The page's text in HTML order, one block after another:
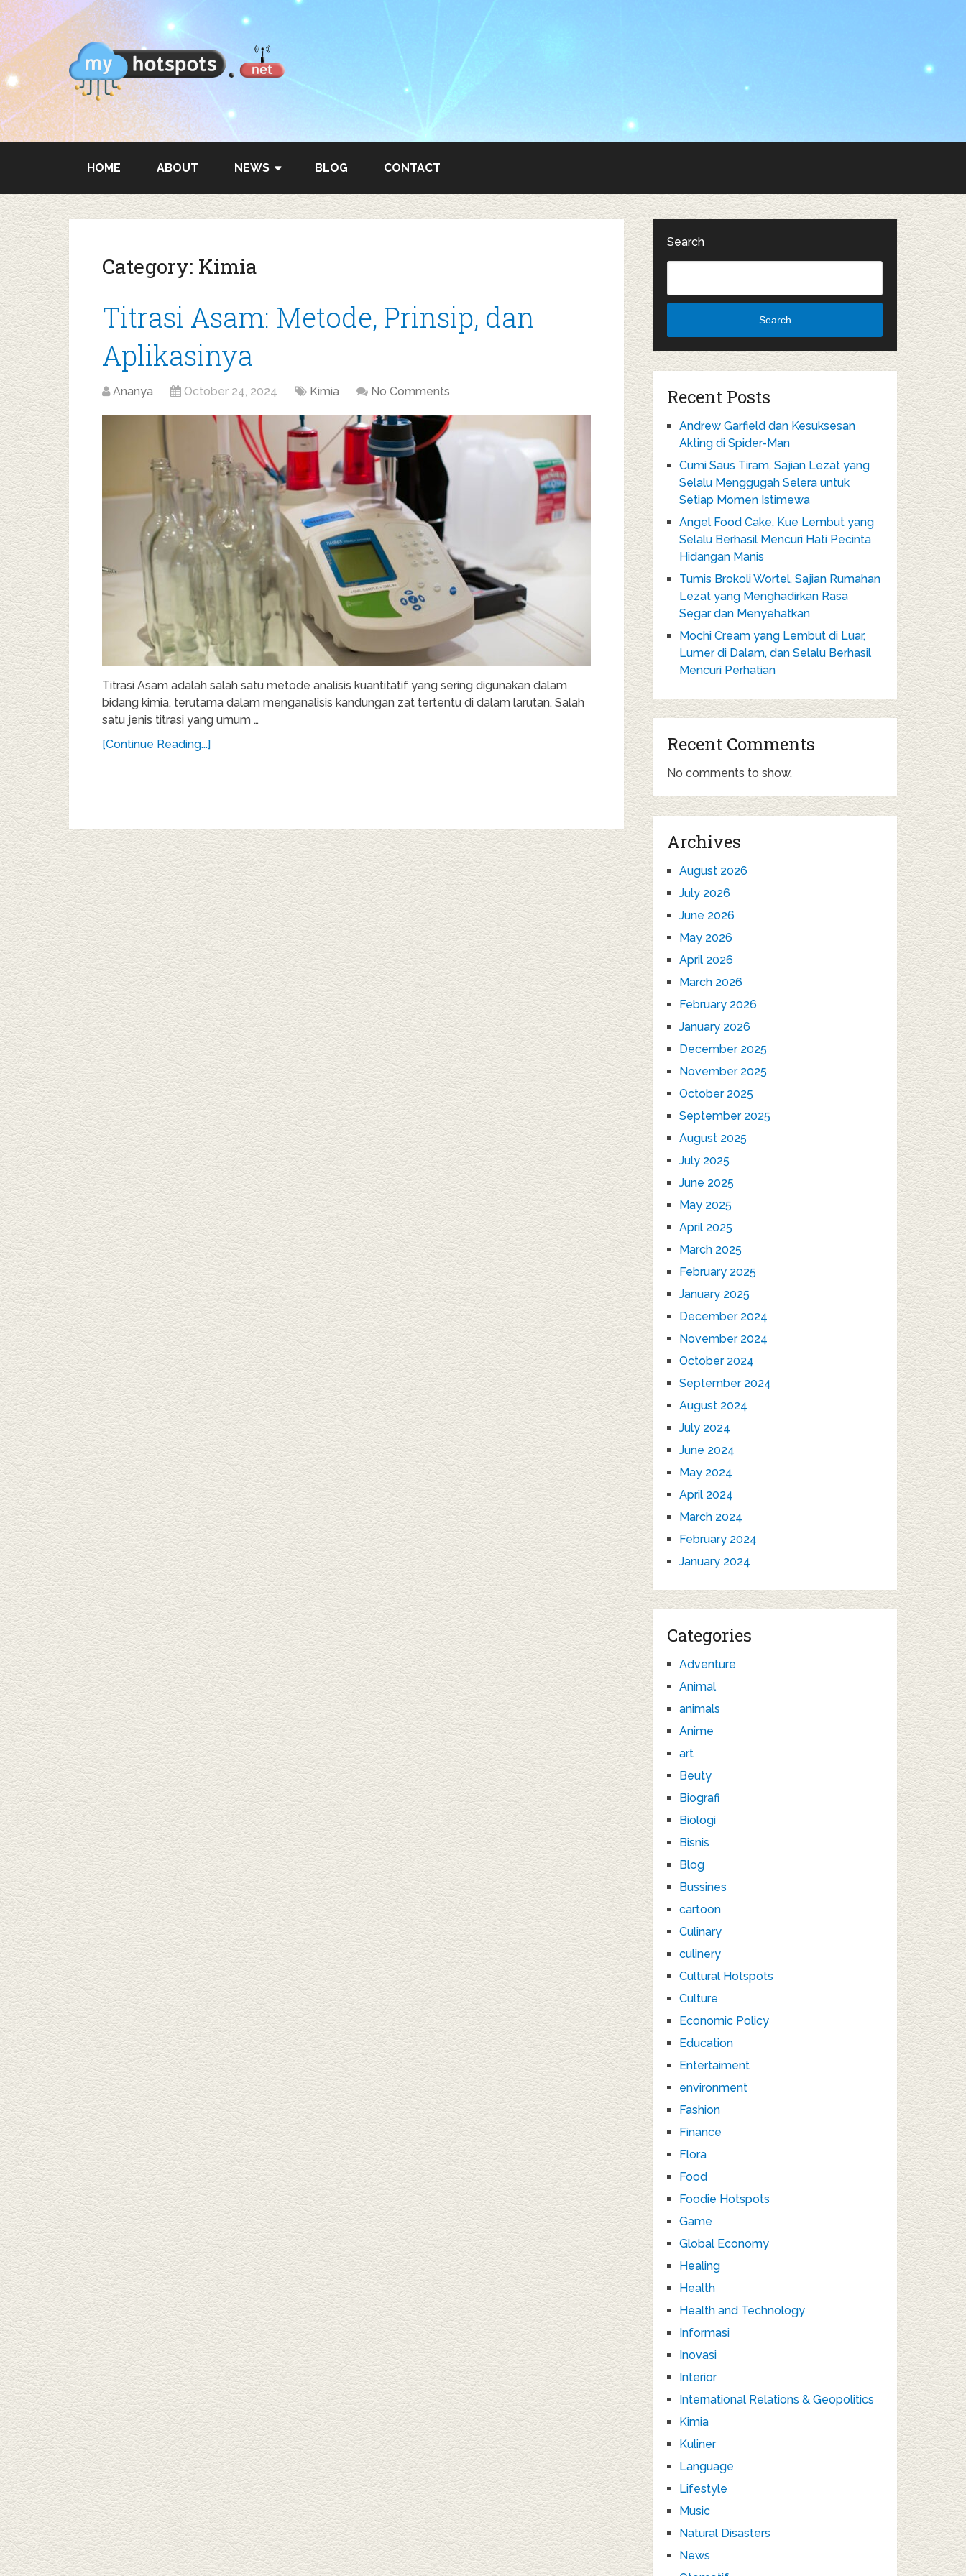
HOME ABOUT NEWS BLOG CONTACT
Category: Kimia
Titrasi Asam: Metode, Prinsip, dan
Aplikasinya
Ananya October 24, 2024 Kimia No Comments
Titrasi Asam adalah salah satu metode analisis kuantitatif yang sering digunakan dalam
bidang kimia, terutama dalam menganalisis kandungan zat tertentu di dalam larutan. Salah
satu jenis titrasi yang umum …
[Continue Reading...]
Search
Search
Recent Posts
Andrew Garfield dan Kesuksesan
Akting di Spider-Man
Cumi Saus Tiram, Sajian Lezat yang
Selalu Menggugah Selera untuk
Setiap Momen Istimewa
Angel Food Cake, Kue Lembut yang
Selalu Berhasil Mencuri Hati Pecinta
Hidangan Manis
Tumis Brokoli Wortel, Sajian Rumahan
Lezat yang Menghadirkan Rasa
Segar dan Menyehatkan
Mochi Cream yang Lembut di Luar,
Lumer di Dalam, dan Selalu Berhasil
Mencuri Perhatian
Recent Comments
No comments to show.
Archives
August 2026
July 2026
June 2026
May 2026
April 2026
March 2026
February 2026
January 2026
December 2025
November 2025
October 2025
September 2025
August 2025
July 2025
June 2025
May 2025
April 2025
March 2025
February 2025
January 2025
December 2024
November 2024
October 2024
September 2024
August 2024
July 2024
June 2024
May 2024
April 2024
March 2024
February 2024
January 2024
Categories
Adventure
Animal
animals
Anime
art
Beuty
Biografi
Biologi
Bisnis
Blog
Bussines
cartoon
Culinary
culinery
Cultural Hotspots
Culture
Economic Policy
Education
Entertaiment
environment
Fashion
Finance
Flora
Food
Foodie Hotspots
Game
Global Economy
Healing
Health
Health and Technology
Informasi
Inovasi
Interior
International Relations & Geopolitics
Kimia
Kuliner
Language
Lifestyle
Music
Natural Disasters
News